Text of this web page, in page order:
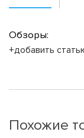
Обзоры:
+добавить
Похожие